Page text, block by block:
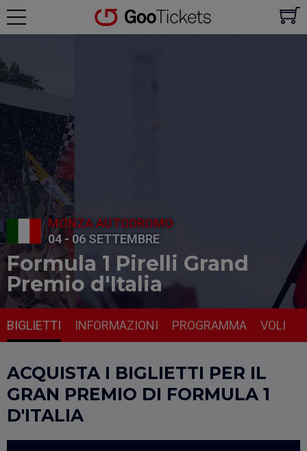
MONZA AUTODROMO
04 - 06 SETTEMBRE
Formula 1 Pirelli Grand
Premio d'Italia
BIGLIETTI INFORMAZIONI PROGRAMMA VOLI
ACQUISTA I BIGLIETTI PER IL
GRAN PREMIO DI FORMULA 1
D'ITALIA